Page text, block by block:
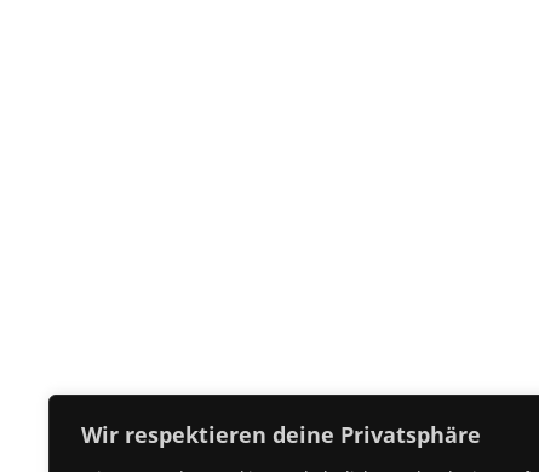
Wir respektieren deine Privatsphäre